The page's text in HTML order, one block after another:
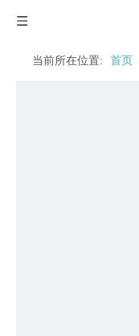
当前所在位置: 首页